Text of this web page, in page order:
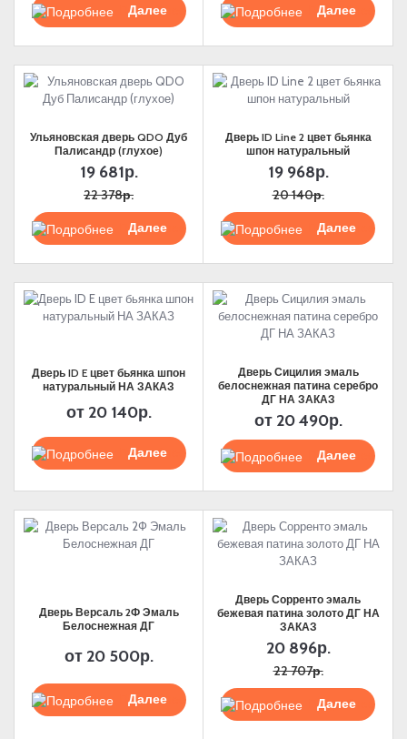
Подробнее Подробнее
Ульяновская дверь QDO Дуб
Палисандр (глухое)
19 681р.
22 378р.
Подробнее
Дверь ID Line 2 цвет бьянка
шпон натуральный
19 968р.
20 140р.
Подробнее
Дверь ID E цвет бьянка шпон
натуральный НА ЗАКАЗ
от 20 140р.
Подробнее
Дверь Сицилия эмаль
белоснежная патина серебро
ДГ НА ЗАКАЗ
от 20 490р.
Подробнее
Дверь Версаль 2Ф Эмаль
Белоснежная ДГ
от 20 500р.
Подробнее
Дверь Сорренто эмаль
бежевая патина золото ДГ НА
ЗАКАЗ
20 896р.
22 707р.
Подробнее